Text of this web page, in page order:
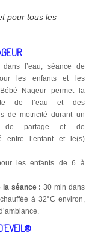
pour tous les
dans l’eau, séance de
les enfants et les
Nageur permet la
de l’eau et des
de motricité durant un
de partage et de
entre l’enfant et le(s)
les enfants de 6 à
la séance : 30 min dans
à 32°C environ,